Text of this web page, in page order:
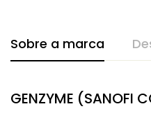
Sobre a marca
GENZYME (SANOFI